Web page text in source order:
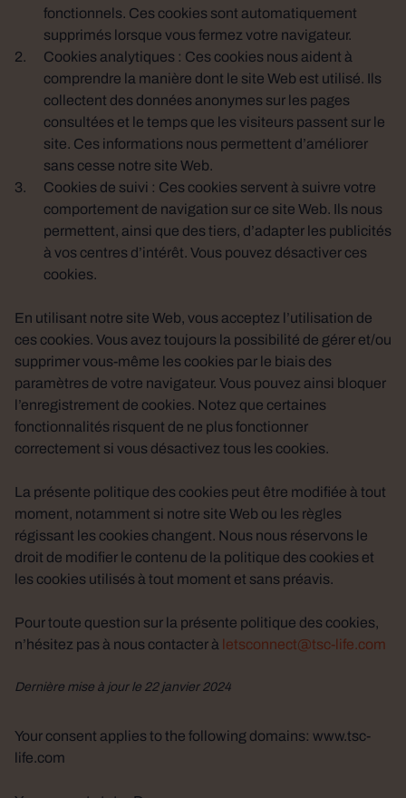
fonctionnels. Ces cookies sont automatiquement
supprimés lorsque vous fermez votre navigateur.
Cookies analytiques : Ces cookies nous aident à
comprendre la manière dont le site Web est utilisé. Ils
collectent des données anonymes sur les pages
consultées et le temps que les visiteurs passent sur le
site. Ces informations nous permettent d’améliorer
sans cesse notre site Web.
Cookies de suivi : Ces cookies servent à suivre votre
comportement de navigation sur ce site Web. Ils nous
permettent, ainsi que des tiers, d’adapter les publicités
à vos centres d’intérêt. Vous pouvez désactiver ces
cookies.
En utilisant notre site Web, vous acceptez l’utilisation de
ces cookies. Vous avez toujours la possibilité de gérer et/ou
supprimer vous-même les cookies par le biais des
paramètres de votre navigateur. Vous pouvez ainsi bloquer
l’enregistrement de cookies. Notez que certaines
fonctionnalités risquent de ne plus fonctionner
correctement si vous désactivez tous les cookies.
La présente politique des cookies peut être modifiée à tout
moment, notamment si notre site Web ou les règles
régissant les cookies changent. Nous nous réservons le
droit de modifier le contenu de la politique des cookies et
les cookies utilisés à tout moment et sans préavis.
Pour toute question sur la présente politique des cookies,
n’hésitez pas à nous contacter à letsconnect@tsc-life.com
Dernière mise à jour le 22 janvier 2024
Your consent applies to the following domains: www.tsc-
life.com